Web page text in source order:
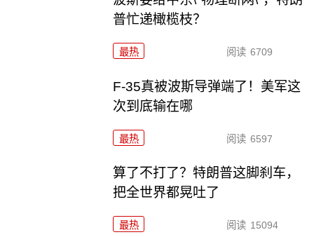
普忙递橄榄枝？
最热 阅读 6709
F-35真被波斯导弹端了！美军这
次到底输在哪
最热 阅读 6597
算了不打了？特朗普这脚刹车，
把全世界都晃吐了
最热 阅读 15094